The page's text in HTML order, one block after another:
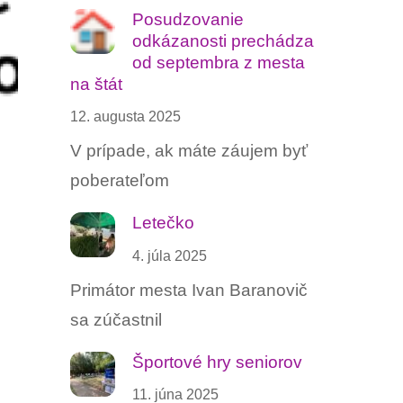
Posudzovanie
odkázanosti prechádza
od septembra z mesta
na štát
12. augusta 2025
V prípade, ak máte záujem byť
poberateľom
Letečko
4. júla 2025
Primátor mesta Ivan Baranovič
sa zúčastnil
Športové hry seniorov
11. júna 2025